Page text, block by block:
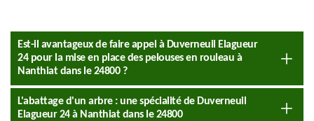
Est-il avantageux de faire appel à Duverneuil Elagueur
24 pour la mise en place des pelouses en rouleau à
Nanthiat dans le 24800 ?
L'abattage d'un arbre : une spécialité de Duverneuil
Elagueur 24 à Nanthiat dans le 24800